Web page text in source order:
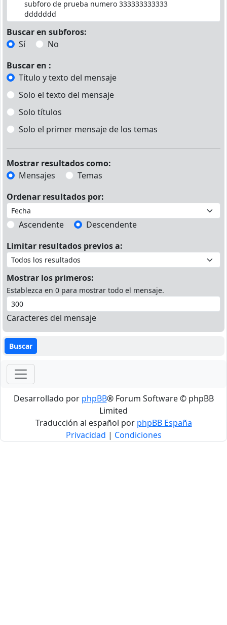
Buscar en subforos:
Sí
No
Buscar en :
Título y texto del mensaje
Solo el texto del mensaje
Solo títulos
Solo el primer mensaje de los temas
Mostrar resultados como:
Mensajes
Temas
Ordenar resultados por:
Ascendente
Descendente
Limitar resultados previos a:
Mostrar los primeros:
Establezca en 0 para mostrar todo el mensaje.
Caracteres del mensaje
Desarrollado por phpBB® Forum Software © phpBB
Limited
Traducción al español por phpBB España
Privacidad | Condiciones